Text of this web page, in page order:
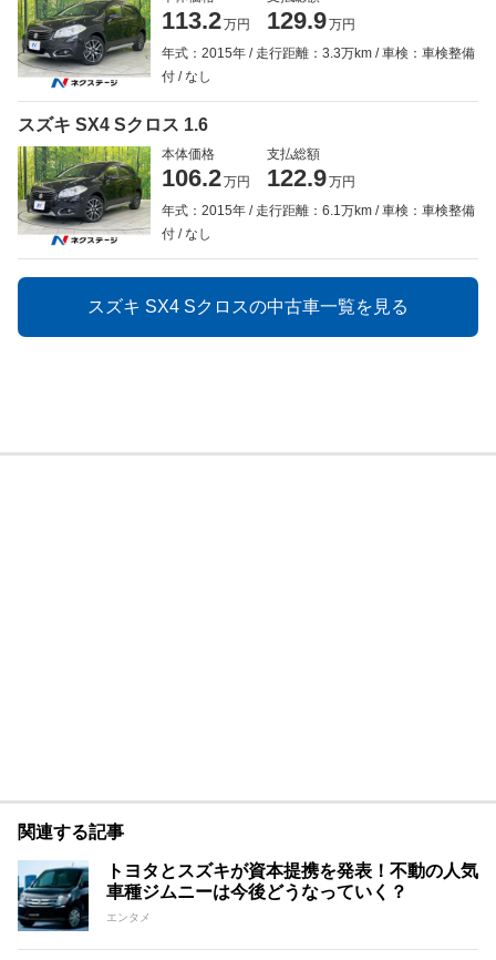
113.2万円 129.9万円
年式：2015年
走行距離：3.3万km
車検：車検整備
付
なし
スズキ SX4 Sクロス 1.6
本体価格
106.2万円
支払総額
122.9万円
年式：2015年
走行距離：6.1万km
車検：車検整備
付
なし
スズキ SX4 Sクロスの中古車一覧を見る
関連する記事
トヨタとスズキが資本提携を発表！不動の人気
車種ジムニーは今後どうなっていく？
エンタメ